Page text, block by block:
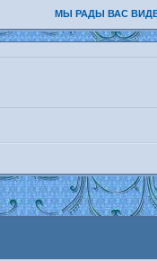
МЫ РАДЫ ВАС